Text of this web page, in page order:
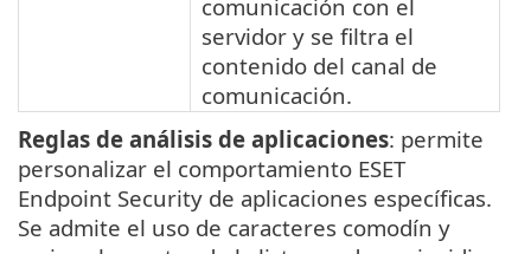
comunicación con el
servidor y se filtra el
contenido del canal de
comunicación.
Reglas de análisis de aplicaciones: permite
personalizar el comportamiento ESET
Endpoint Security de aplicaciones específicas.
Se admite el uso de caracteres comodín y